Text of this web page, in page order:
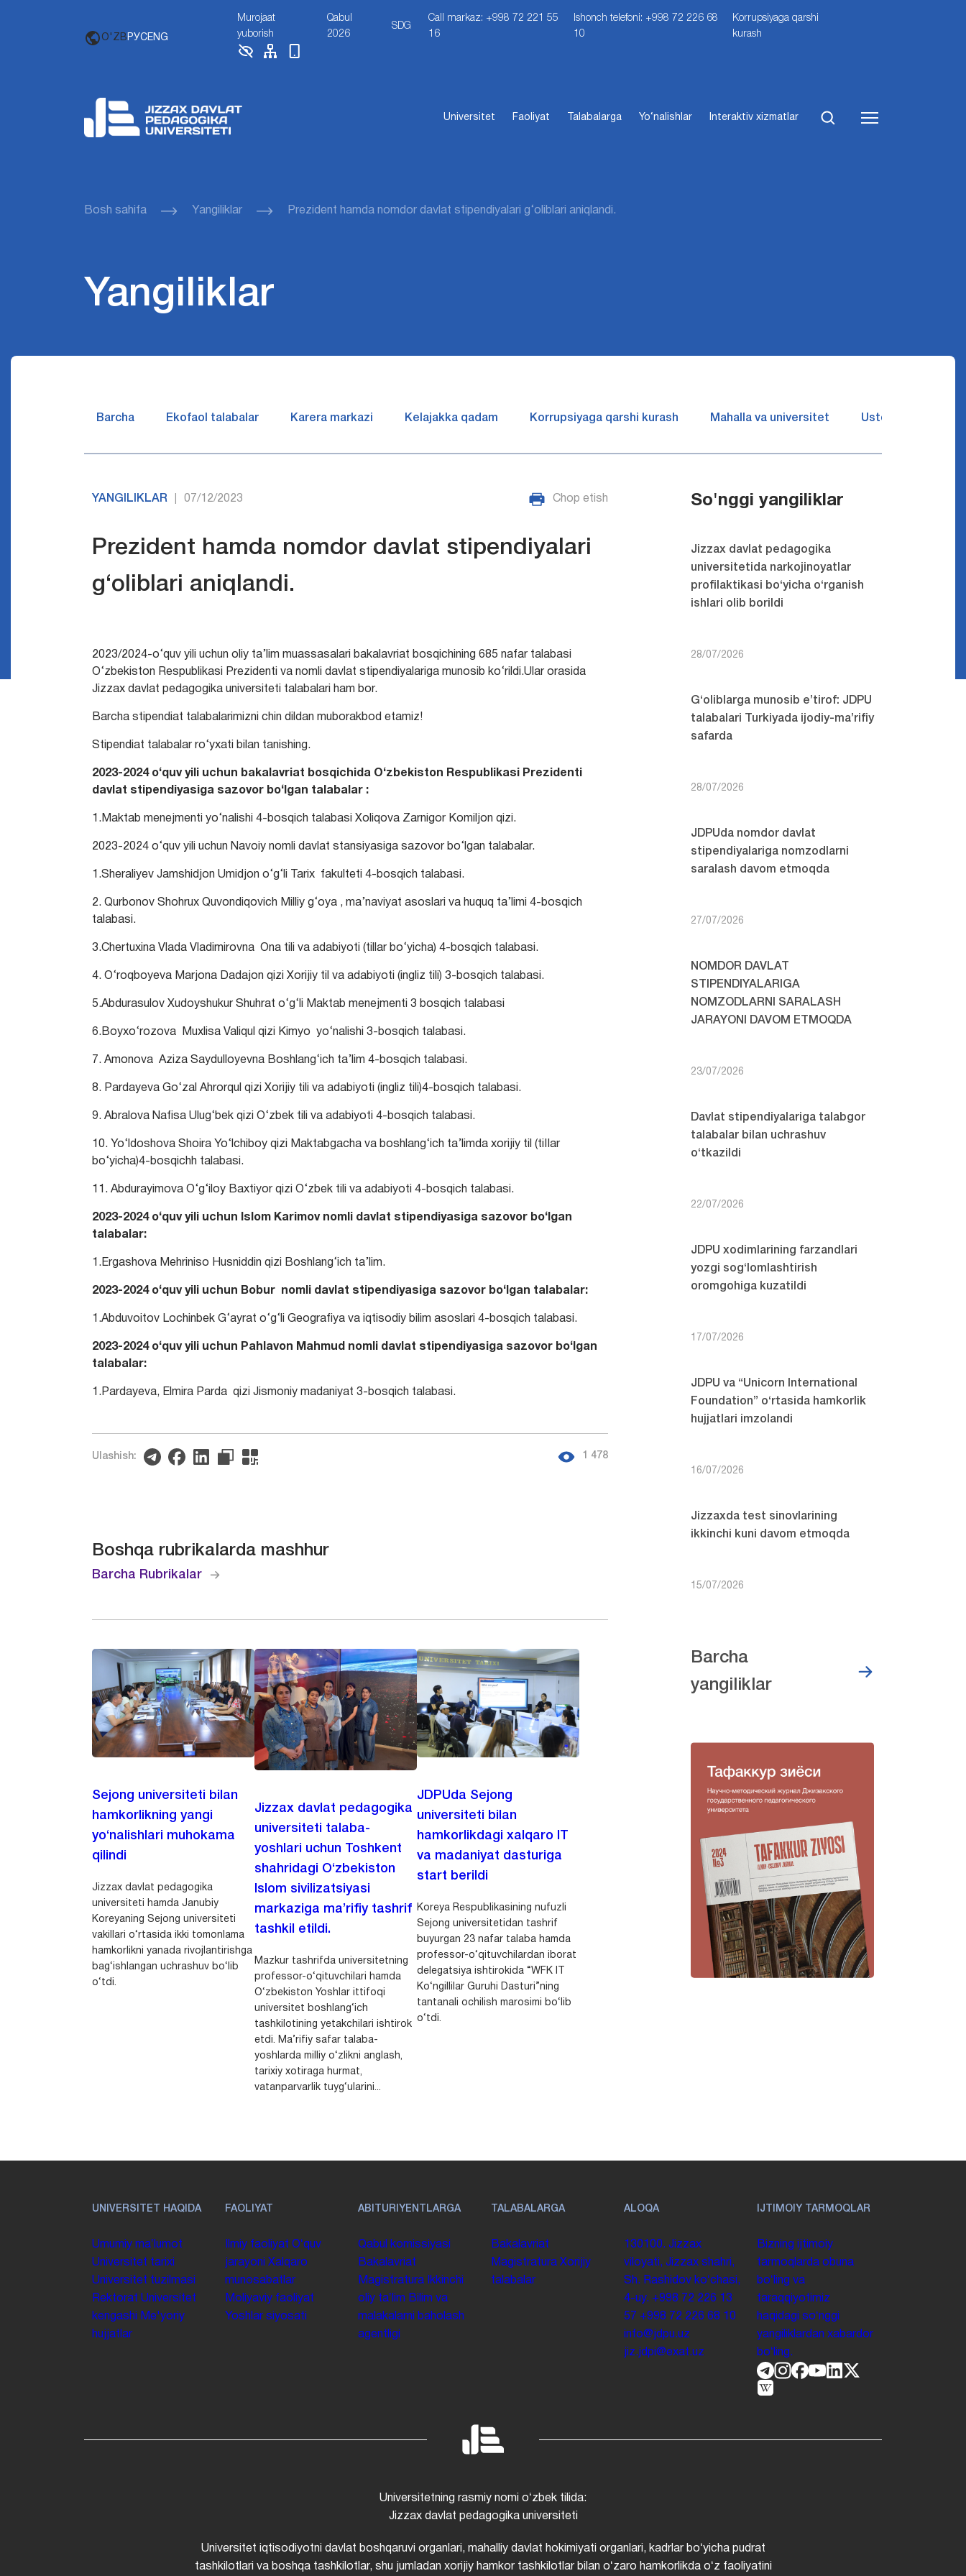
O'ZB РУСENG
Murojaat
yuborish
Qabul
2026
SDG
Call markaz: +998 72 221 55
16
Ishonch telefoni: +998 72 226 68
10
Korrupsiyaga qarshi
kurash
Universitet Faoliyat Talabalarga Yo‘nalishlar Interaktiv xizmatlar
Bosh sahifa Yangiliklar Prezident hamda nomdor davlat stipendiyalari g‘oliblari aniqlandi.
Yangiliklar
Barcha Ekofaol talabalar Karera markazi Kelajakka qadam Korrupsiyaga qarshi kurash Mahalla va universitet Ustozlar suhbatin
YANGILIKLAR 07/12/2023 Chop etish
Prezident hamda nomdor davlat stipendiyalari
g‘oliblari aniqlandi.
2023/2024-o‘quv yili uchun oliy ta’lim muassasalari bakalavriat bosqichining 685 nafar talabasi
O‘zbekiston Respublikasi Prezidenti va nomli davlat stipendiyalariga munosib ko‘rildi.Ular orasida
Jizzax davlat pedagogika universiteti talabalari ham bor.
Barcha stipendiat talabalarimizni chin dildan muborakbod etamiz!
Stipendiat talabalar ro‘yxati bilan tanishing.
2023-2024 o‘quv yili uchun bakalavriat bosqichida O‘zbekiston Respublikasi Prezidenti
davlat stipendiyasiga sazovor bo‘lgan talabalar :
1.Maktab menejmenti yo‘nalishi 4-bosqich talabasi Xoliqova Zarnigor Komiljon qizi.
2023-2024 o‘quv yili uchun Navoiy nomli davlat stansiyasiga sazovor bo‘lgan talabalar.
1.Sheraliyev Jamshidjon Umidjon o‘g‘li Tarix fakulteti 4-bosqich talabasi.
2. Qurbonov Shohrux Quvondiqovich Milliy g‘oya , ma’naviyat asoslari va huquq ta’limi 4-bosqich
talabasi.
3.Chertuxina Vlada Vladimirovna Ona tili va adabiyoti (tillar bo‘yicha) 4-bosqich talabasi.
4. O‘roqboyeva Marjona Dadajon qizi Xorijiy til va adabiyoti (ingliz tili) 3-bosqich talabasi.
5.Abdurasulov Xudoyshukur Shuhrat o‘g‘li Maktab menejmenti 3 bosqich talabasi
6.Boyxo‘rozova Muxlisa Valiqul qizi Kimyo yo‘nalishi 3-bosqich talabasi.
7. Amonova Aziza Saydulloyevna Boshlang‘ich ta’lim 4-bosqich talabasi.
8. Pardayeva Go‘zal Ahrorqul qizi Xorijiy tili va adabiyoti (ingliz tili)4-bosqich talabasi.
9. Abralova Nafisa Ulug‘bek qizi O‘zbek tili va adabiyoti 4-bosqich talabasi.
10. Yo‘ldoshova Shoira Yo‘lchiboy qizi Maktabgacha va boshlang‘ich ta’limda xorijiy til (tiIIar
bo‘yicha)4-bosqichh talabasi.
11. Abdurayimova O‘g‘iloy Baxtiyor qizi O‘zbek tili va adabiyoti 4-bosqich talabasi.
2023-2024 o‘quv yili uchun Islom Karimov nomli davlat stipendiyasiga sazovor bo‘lgan
talabalar:
1.Ergashova Mehriniso Husniddin qizi Boshlang‘ich ta’lim.
2023-2024 o‘quv yili uchun Bobur nomli davlat stipendiyasiga sazovor bo‘lgan talabalar:
1.Abduvoitov Lochinbek G‘ayrat o‘g‘li Geografiya va iqtisodiy bilim asoslari 4-bosqich talabasi.
2023-2024 o‘quv yili uchun Pahlavon Mahmud nomli davlat stipendiyasiga sazovor bo‘lgan
talabalar:
1.Pardayeva, Elmira Parda qizi Jismoniy madaniyat 3-bosqich talabasi.
Ulashish: 1 478
Boshqa rubrikalarda mashhur
Barcha Rubrikalar
Sejong universiteti bilan
hamkorlikning yangi
yo‘nalishlari muhokama
qilindi
Jizzax davlat pedagogika
universiteti hamda Janubiy
Koreyaning Sejong universiteti
vakillari o‘rtasida ikki tomonlama
hamkorlikni yanada rivojlantirishga
bag‘ishlangan uchrashuv bo‘lib
o‘tdi.
Jizzax davlat pedagogika
universiteti talaba-
yoshlari uchun Toshkent
shahridagi O‘zbekiston
Islom sivilizatsiyasi
markaziga ma’rifiy tashrif
tashkil etildi.
Mazkur tashrifda universitetning
professor-o‘qituvchilari hamda
O‘zbekiston Yoshlar ittifoqi
universitet boshlang‘ich
tashkilotining yetakchilari ishtirok
etdi. Ma’rifiy safar talaba-
yoshlarda milliy o‘zlikni anglash,
tarixiy xotiraga hurmat,
vatanparvarlik tuyg‘ularini...
JDPUda Sejong
universiteti bilan
hamkorlikdagi xalqaro IT
va madaniyat dasturiga
start berildi
Koreya Respublikasining nufuzli
Sejong universitetidan tashrif
buyurgan 23 nafar talaba hamda
professor-o‘qituvchilardan iborat
delegatsiya ishtirokida “WFK IT
Ko‘ngillilar Guruhi Dasturi”ning
tantanali ochilish marosimi bo‘lib
o‘tdi.
So'nggi yangiliklar
Jizzax davlat pedagogika
universitetida narkojinoyatlar
profilaktikasi bo‘yicha o‘rganish
ishlari olib borildi
28/07/2026
G‘oliblarga munosib e’tirof: JDPU
talabalari Turkiyada ijodiy-ma’rifiy
safarda
28/07/2026
JDPUda nomdor davlat
stipendiyalariga nomzodlarni
saralash davom etmoqda
27/07/2026
NOMDOR DAVLAT
STIPENDIYALARIGA
NOMZODLARNI SARALASH
JARAYONI DAVOM ETMOQDA
23/07/2026
Davlat stipendiyalariga talabgor
talabalar bilan uchrashuv
o‘tkazildi
22/07/2026
JDPU xodimlarining farzandlari
yozgi sog‘lomlashtirish
oromgohiga kuzatildi
17/07/2026
JDPU va “Unicorn International
Foundation” o‘rtasida hamkorlik
hujjatlari imzolandi
16/07/2026
Jizzaxda test sinovlarining
ikkinchi kuni davom etmoqda
15/07/2026
Barcha
yangiliklar
UNIVERSITET HAQIDA
Umumiy maʼlumot
Universitet tarixi
Universitet tuzilmasi
Rektorat Universitet
kengashi
Me'yoriy
hujjatlar
FAOLIYAT
Ilmiy faoliyat Oʻquv
jarayoni Xalqaro
munosabatlar
Moliyaviy faoliyat
Yoshlar siyosati
ABITURIYENTLARGA
Qabul komissiyasi
Bakalavriat
Magistratura
Ikkinchi
oliy taʼlim Bilim va
malakalarni baholash
agentligi
TALABALARGA
Bakalavriat
Magistratura Xorijiy
talabalar
ALOQA
130100. Jizzax
viloyati, Jizzax shahri,
Sh. Rashidov koʻchasi,
4-uy. +998 72 226 13
57 +998 72 226 68 10
info@jdpu.uz
jiz.jdpi@exat.uz
IJTIMOIY TARMOQLAR
Bizning ijtimoiy
tarmoqlarda obuna
boʻling va
taraqqiyotimiz
haqidagi soʻnggi
yangiliklardan xabardor
boʻling.
Universitetning rasmiy nomi oʻzbek tilida:
Jizzax davlat pedagogika universiteti
Universitet iqtisodiyotni davlat boshqaruvi organlari, mahalliy davlat hokimiyati organlari, kadrlar boʻyicha pudrat
tashkilotlari va boshqa tashkilotlar, shu jumladan xorijiy hamkor tashkilotlar bilan oʻzaro hamkorlikda oʻz faoliyatini